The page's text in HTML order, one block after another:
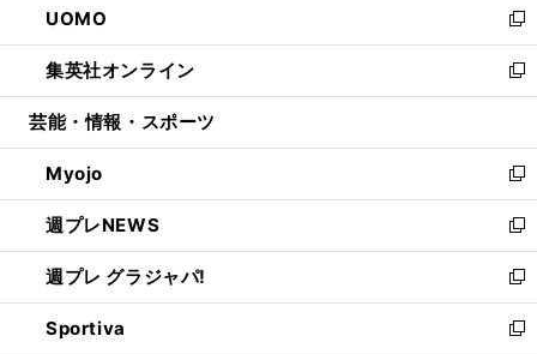
く
で
開
く
ド
ウ
で
開
ィ
ン
ド
ウ
開
く
い
ウ
ィ
ン
ウ
で
開
く
UOMO
新
し
い
ウ
ン
ド
ウ
で
開
く
集英社オンライン
新
し
ウ
ィ
ン
ド
ウ
で
開
く
芸能・情報・スポーツ
Myojo
新
し
い
ウ
ィ
ン
ド
週プレNEWS
新
し
い
ウ
ィ
週プレ グラジャパ!
新
し
い
Sportiva
新